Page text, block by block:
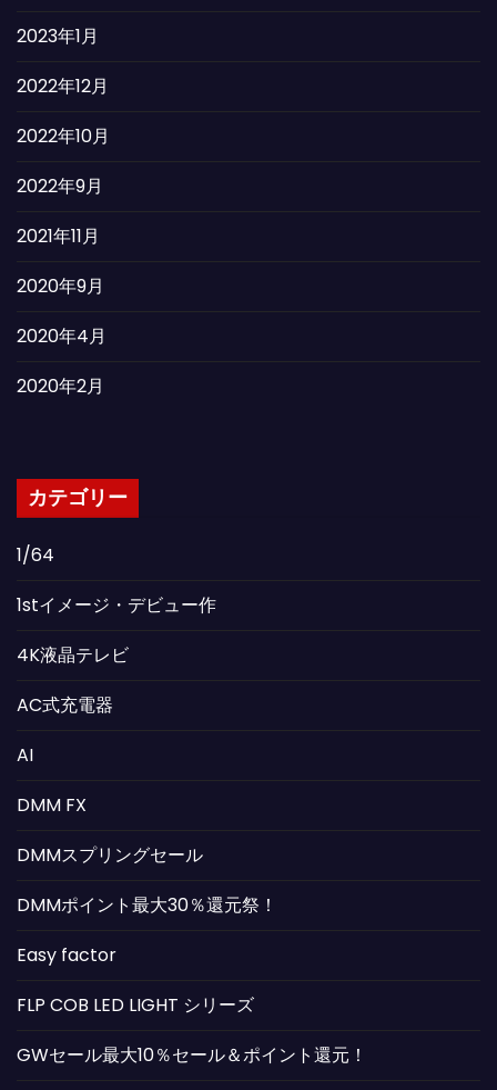
2023年1月
2022年12月
2022年10月
2022年9月
2021年11月
2020年9月
2020年4月
2020年2月
カテゴリー
1/64
1stイメージ・デビュー作
4K液晶テレビ
AC式充電器
AI
DMM FX
DMMスプリングセール
DMMポイント最大30％還元祭！
Easy factor
FLP COB LED LIGHT シリーズ
GWセール最大10％セール＆ポイント還元！